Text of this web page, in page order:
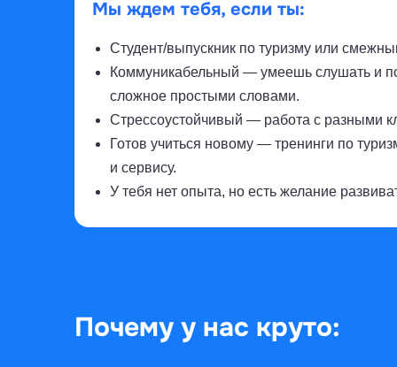
Студент/выпускник по туризму или
Коммуникабельный — умеешь слушать и
сложное простыми словами.
Стрессоустойчивый — работа с разными
Готов учиться новому — тренинги по
и сервису.
У тебя нет опыта, но есть желание
Мы ждем тебя, если ты:
Почему у нас круто: